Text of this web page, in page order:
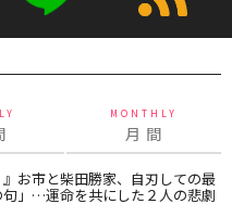
MONTHLY
月 間
』お市と柴田勝家、自刃しての最
」…運命を共にした２人の悲劇